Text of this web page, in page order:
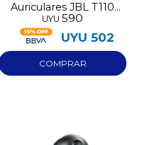
Auriculares JBL T110
wired negro
UYU 590
UYU 502